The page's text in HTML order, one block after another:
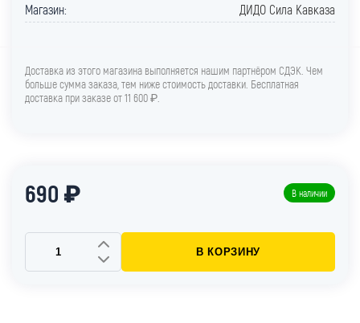
Магазин:
ДИДО Сила Кавказа
Доставка из этого магазина выполняется нашим партнёром СДЭК. Чем
больше сумма заказа, тем ниже стоимость доставки. Бесплатная
доставка при заказе от 11 600 ₽.
690 ₽ В наличии
В КОРЗИНУ